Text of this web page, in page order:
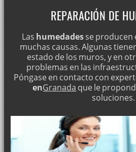
REPARACIÓN DE
Las humedadesse producen
muchas causas. Algunas
estado de los muros, y en
problemas en las
Póngase en contacto con
enGranada que le
soluciones.